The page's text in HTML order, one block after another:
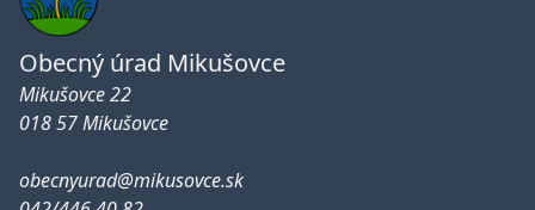
Obecný úrad Mikušovce
Mikušovce 22
018 57 Mikušovce
obecnyurad@mikusovce.sk